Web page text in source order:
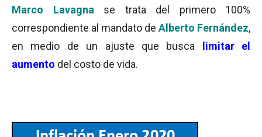
Marco Lavagna se trata del primero 100%
correspondiente al mandato de Alberto Fernández,
en medio de un ajuste que busca limitar el
aumento del costo de vida.